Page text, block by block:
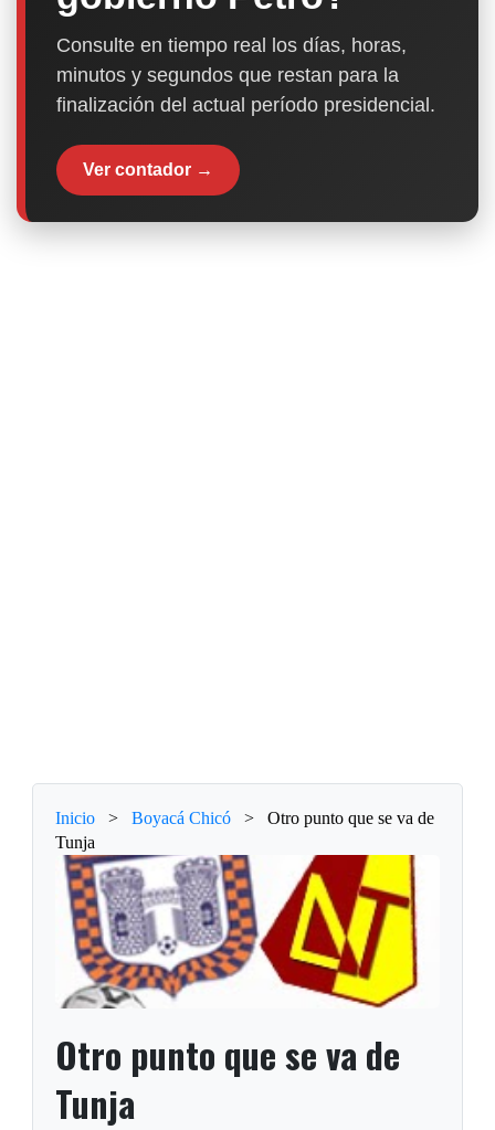
Consulte en tiempo real los días, horas,
minutos y segundos que restan para la
finalización del actual período presidencial.
Ver contador →
Inicio > Boyacá Chicó >
Otro punto que se va de
Tunja
Otro punto que se va de
Tunja